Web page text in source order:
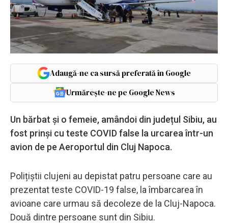
Adaugă-ne ca sursă preferată în Google
Urmărește-ne pe Google News
Un bărbat și o femeie, amândoi din județul Sibiu, au
fost prinși cu teste COVID false la urcarea într-un
avion de pe Aeroportul din Cluj Napoca.
Polițiștii clujeni au depistat patru persoane care au
prezentat teste COVID-19 false, la îmbarcarea în
avioane care urmau să decoleze de la Cluj-Napoca.
Două dintre persoane sunt din Sibiu.